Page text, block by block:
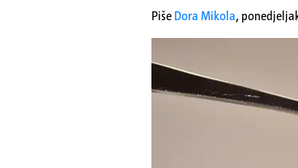
Piše Dora Mikola,